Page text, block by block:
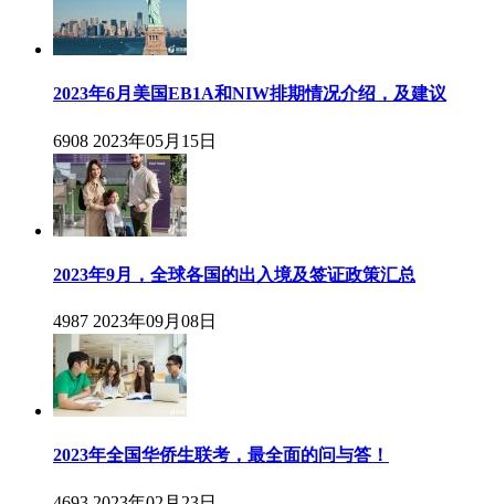
2023年6月美国EB1A和NIW排期情况介绍，及建议
6908 2023年05月15日
2023年9月，全球各国的出入境及签证政策汇总
4987 2023年09月08日
2023年全国华侨生联考，最全面的问与答！